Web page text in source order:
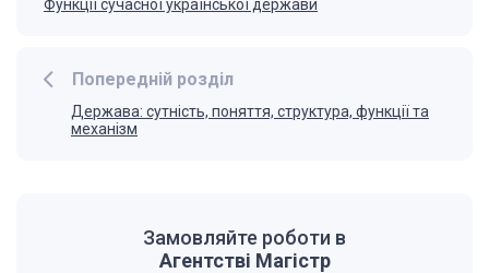
Попередній розділ
Держава: сутність, поняття, структура, функції та
механізм
Функції сучасної української держави
Замовляйте роботи в
Агентстві Магістр